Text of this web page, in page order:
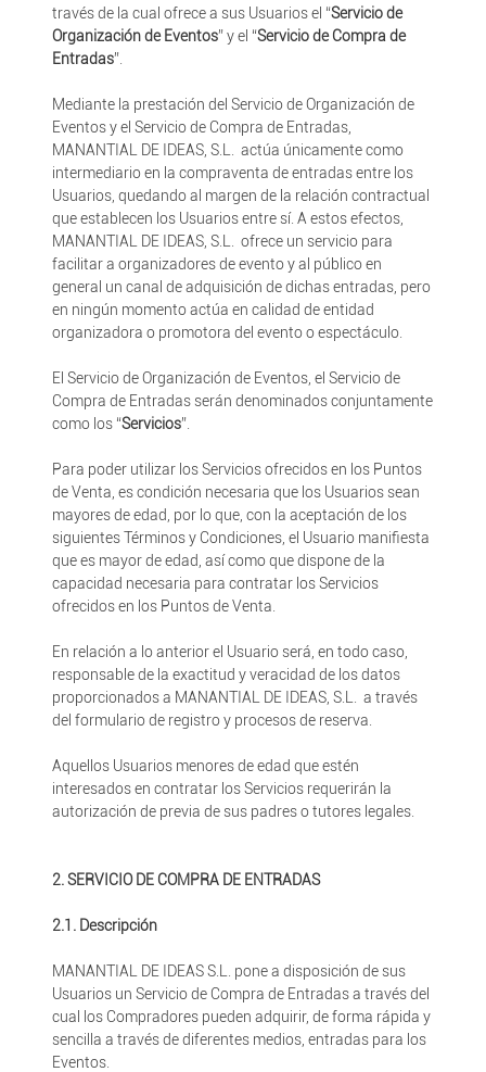
través de la cual ofrece a sus Usuarios el “Servicio de
Organización de Eventos” y el “Servicio de Compra de
Entradas”.
Mediante la prestación del Servicio de Organización de
Eventos y el Servicio de Compra de Entradas,
MANANTIAL DE IDEAS, S.L. actúa únicamente como
intermediario en la compraventa de entradas entre los
Usuarios, quedando al margen de la relación contractual
que establecen los Usuarios entre sí. A estos efectos,
MANANTIAL DE IDEAS, S.L. ofrece un servicio para
facilitar a organizadores de evento y al público en
general un canal de adquisición de dichas entradas, pero
en ningún momento actúa en calidad de entidad
organizadora o promotora del evento o espectáculo.
El Servicio de Organización de Eventos, el Servicio de
Compra de Entradas serán denominados conjuntamente
como los “Servicios”.
Para poder utilizar los Servicios ofrecidos en los Puntos
de Venta, es condición necesaria que los Usuarios sean
mayores de edad, por lo que, con la aceptación de los
siguientes Términos y Condiciones, el Usuario manifiesta
que es mayor de edad, así como que dispone de la
capacidad necesaria para contratar los Servicios
ofrecidos en los Puntos de Venta.
En relación a lo anterior el Usuario será, en todo caso,
responsable de la exactitud y veracidad de los datos
proporcionados a MANANTIAL DE IDEAS, S.L. a través
del formulario de registro y procesos de reserva.
Aquellos Usuarios menores de edad que estén
interesados en contratar los Servicios requerirán la
autorización de previa de sus padres o tutores legales.
2. SERVICIO DE COMPRA DE ENTRADAS
2.1. Descripción
MANANTIAL DE IDEAS S.L. pone a disposición de sus
Usuarios un Servicio de Compra de Entradas a través del
cual los Compradores pueden adquirir, de forma rápida y
sencilla a través de diferentes medios, entradas para los
Eventos.